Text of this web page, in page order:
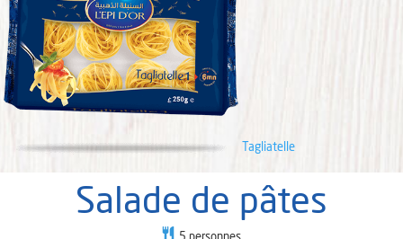
Tagliatelle
Salade de pâtes
5 personnes